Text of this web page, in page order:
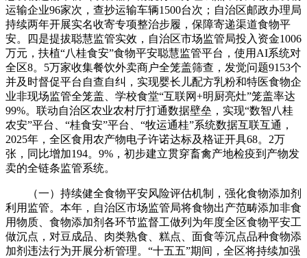
运输企业96家次，查抄运输车辆1500台次；自治区邮政办理局
持续两年开展实名收寄专项整治步履，保障寄递渠道食物平
安。四是提拔聪慧监管实效，自治区市场监管局投入资金1006
万元，扶植“八桂食安”食物平安聪慧监管平台，使用AI系统对
全区8。5万家收集餐饮外卖商户全笼盖筛查，发觉问题9153个
并及时督促平台自查自纠，实现婴长儿配方乳粉和特医食物企
业非现场监管全笼盖、学校食堂“互联网+明厨亮灶”笼盖率达
99%。联动自治区农业农村厅打通数据壁垒，实现“数智八桂
农安”平台、“桂食安”平台、“牧运通桂”系统数据互联互通，
2025年，全区食用农产物电子许诺达标及格证开具68。2万
张，同比增加194。9%，初步建立贯穿畜禽产地检疫到产物发
卖的全链条监管系统。
（一）持续健全食物平安风险评估机制，强化食物添加剂
利用监管。本年，自治区市场监管局将食物出产范畴添加非食
用物质、食物添加剂各环节监督工做列为年度全区食物平安工
做沉点，对豆成品、肉类熟食、糕点、面食等沉点品种食物添
加剂违法行为开展分析管理。“十五五”期间，全区将持续加强